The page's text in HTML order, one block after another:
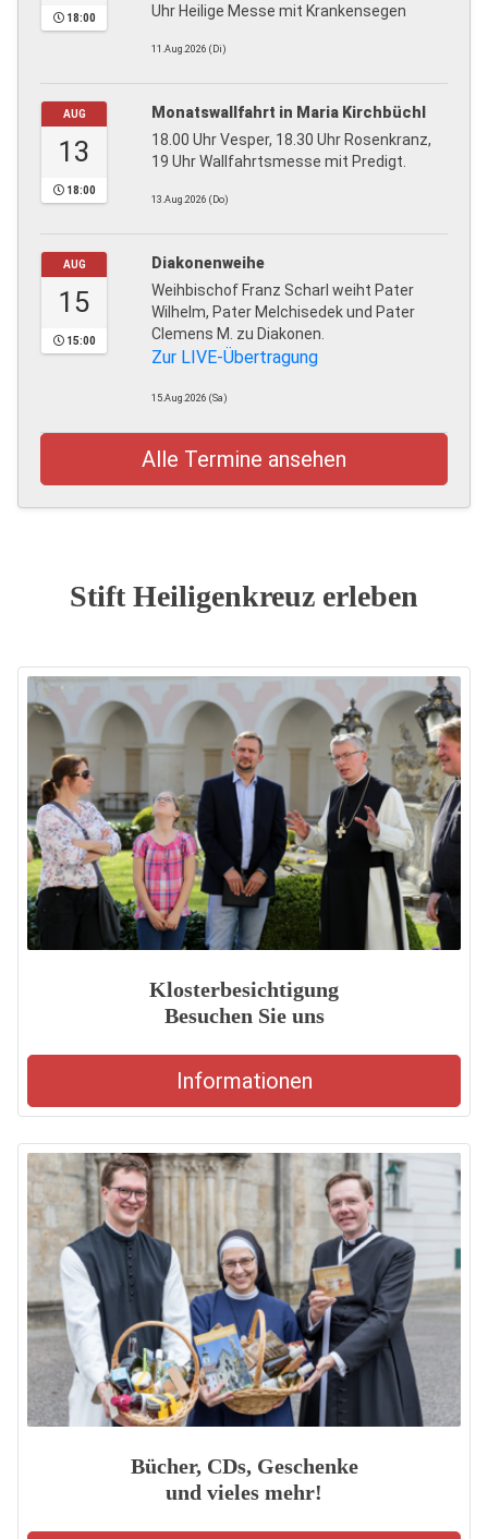
18:00
Uhr Heilige Messe mit Krankensegen
11.Aug.2026 (Di)
AUG
13
18:00
Monatswallfahrt in Maria Kirchbüchl
18.00 Uhr Vesper, 18.30 Uhr Rosenkranz,
19 Uhr Wallfahrtsmesse mit Predigt.
13.Aug.2026 (Do)
AUG
15
15:00
Diakonenweihe
Weihbischof Franz Scharl weiht Pater
Wilhelm, Pater Melchisedek und Pater
Clemens M. zu Diakonen.
Zur LIVE-Übertragung
15.Aug.2026 (Sa)
Alle Termine ansehen
Stift Heiligenkreuz erleben
Klosterbesichtigung
Besuchen Sie uns
Informationen
Bücher, CDs, Geschenke
und vieles mehr!